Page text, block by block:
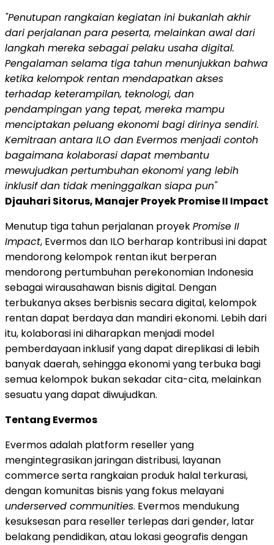
"Penutupan rangkaian kegiatan ini bukanlah akhir
dari perjalanan para peserta, melainkan awal dari
langkah mereka sebagai pelaku usaha digital.
Pengalaman selama tiga tahun menunjukkan bahwa
ketika kelompok rentan mendapatkan akses
terhadap keterampilan, teknologi, dan
pendampingan yang tepat, mereka mampu
menciptakan peluang ekonomi bagi dirinya sendiri.
Kemitraan antara ILO dan Evermos menjadi contoh
bagaimana kolaborasi dapat membantu
mewujudkan pertumbuhan ekonomi yang lebih
inklusif dan tidak meninggalkan siapa pun"
Djauhari Sitorus, Manajer Proyek Promise II Impact
Menutup tiga tahun perjalanan proyekPromise II
Impact, Evermos dan ILO berharap kontribusi ini dapat
mendorong kelompok rentan ikut berperan
mendorong pertumbuhan perekonomian Indonesia
sebagai wirausahawan bisnis digital. Dengan
terbukanya akses berbisnis secara digital, kelompok
rentan dapat berdaya dan mandiri ekonomi. Lebih dari
itu, kolaborasi ini diharapkan menjadi model
pemberdayaan inklusif yang dapat direplikasi di lebih
banyak daerah, sehingga ekonomi yang terbuka bagi
semua kelompok bukan sekadar cita-cita, melainkan
sesuatu yang dapat diwujudkan.
Tentang Evermos
Evermos adalah platform reseller yang
mengintegrasikan jaringan distribusi, layanan
commerce serta rangkaian produk halal terkurasi,
dengan komunitas bisnis yang fokus melayani
underserved communities. Evermos mendukung
kesuksesan para reseller terlepas dari gender, latar
belakang pendidikan, atau lokasi geografis dengan